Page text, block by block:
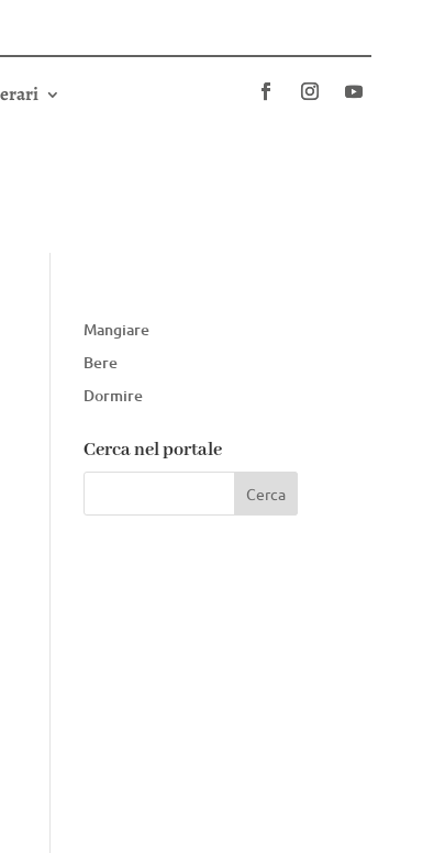
Mangiare
Bere
Dormire
Cerca nel portale